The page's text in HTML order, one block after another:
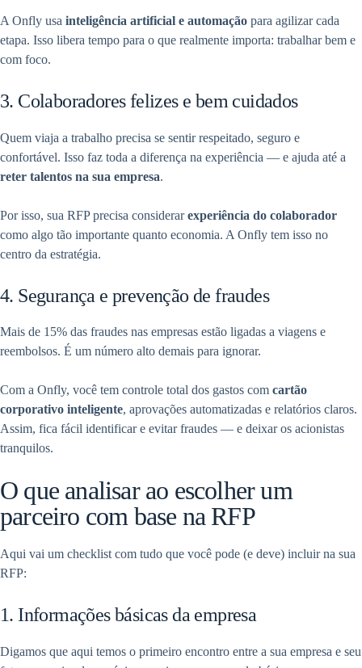
A Onfly usa inteligência artificial e automação para agilizar cada
etapa. Isso libera tempo para o que realmente importa: trabalhar bem e
com foco.
3. Colaboradores felizes e bem cuidados
Quem viaja a trabalho precisa se sentir respeitado, seguro e
confortável. Isso faz toda a diferença na experiência — e ajuda até a
reter talentos na sua empresa.
Por isso, sua RFP precisa considerarexperiência do colaborador
como algo tão importante quanto economia. A Onfly tem isso no
centro da estratégia.
4. Segurança e prevenção de fraudes
Mais de 15% das fraudes nas empresas estão ligadas a viagens e
reembolsos. É um número alto demais para ignorar.
Com a Onfly, você tem controle total dos gastos com cartão
corporativo inteligente, aprovações automatizadas e relatórios claros.
Assim, fica fácil identificar e evitar fraudes — e deixar os acionistas
tranquilos.
O que analisar ao escolher um
parceiro com base na RFP
Aqui vai um checklist com tudo que você pode (e deve) incluir na sua
RFP:
1. Informações básicas da empresa
Digamos que aqui temos o primeiro encontro entre a sua empresa e seu